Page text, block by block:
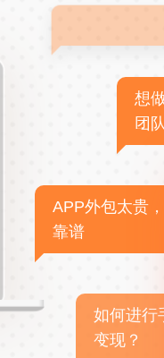
想
团
APP外包太贵，
靠谱
如何进行
变现？